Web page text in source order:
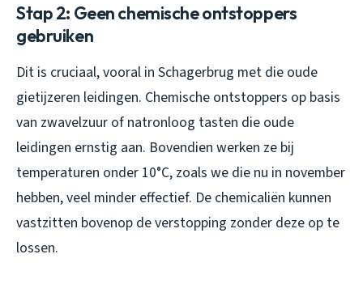
Stap 2: Geen chemische ontstoppers
gebruiken
Dit is cruciaal, vooral in Schagerbrug met die oude
gietijzeren leidingen. Chemische ontstoppers op basis
van zwavelzuur of natronloog tasten die oude
leidingen ernstig aan. Bovendien werken ze bij
temperaturen onder 10°C, zoals we die nu in november
hebben, veel minder effectief. De chemicaliën kunnen
vastzitten bovenop de verstopping zonder deze op te
lossen.